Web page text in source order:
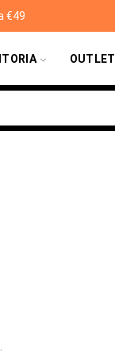
€49
OUTLET